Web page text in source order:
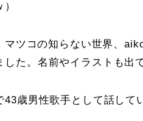
マツコの知らない世界、
した。名前やイラストも出
43歳男性歌手として話し